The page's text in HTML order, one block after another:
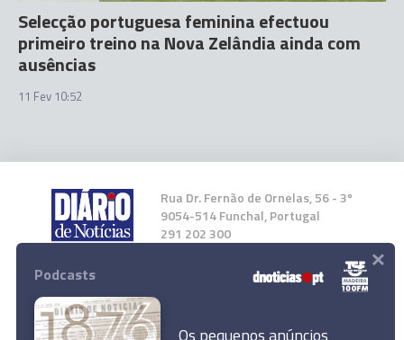
Selecção portuguesa feminina efectuou
primeiro treino na Nova Zelândia ainda com
ausências
11 Fev 10:52
Rua Dr. Fernão de Ornelas, 56 - 3º
9054-514 Funchal, Portugal
291 202 300
Instale a nossa App
Podcasts
Os pequenos anúncios
×